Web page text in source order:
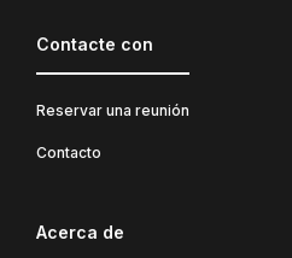
Contacte con
Reservar una reunión
Contacto
Acerca de